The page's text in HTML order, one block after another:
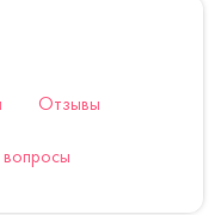
Отзывы